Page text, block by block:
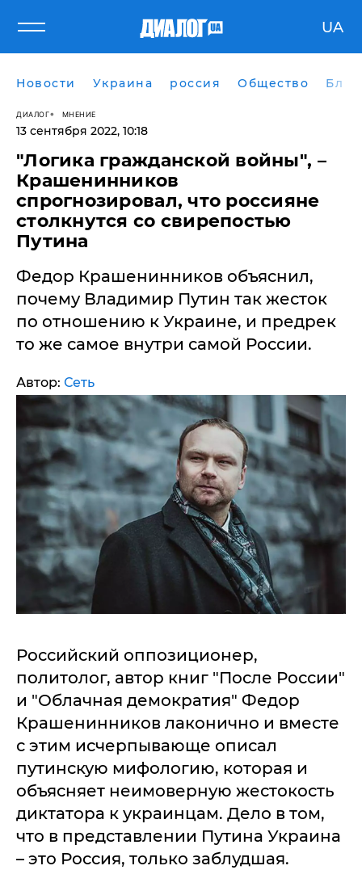
UA
Новости Украина россия Общество
ДИАЛОГ МНЕНИЕ
13 сентября 2022, 10:18
"Логика гражданской войны", –
Крашенинников
спрогнозировал, что россияне
столкнутся со свирепостью
Путина
Федор Крашенинников объяснил,
почему Владимир Путин так жесток
по отношению к Украине, и предрек
то же самое внутри самой России.
Автор: Сеть
Российский оппозиционер,
политолог, автор книг "После России"
и "Облачная демократия" Федор
Крашенинников лаконично и вместе
с этим исчерпывающе описал
путинскую мифологию, которая и
объясняет неимоверную жестокость
диктатора к украинцам. Дело в том,
что в представлении Путина Украина
– это Россия, только заблудшая.